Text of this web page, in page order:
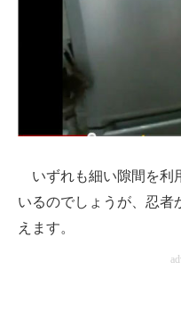
いずれも細い隙間を利
いるのでしょうが、忍者
えます。